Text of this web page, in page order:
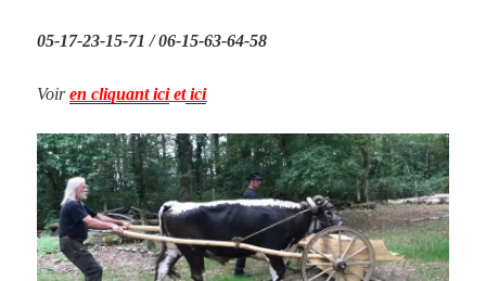
05-17-23-15-71 / 06-15-63-64-58
Voiren cliquant icietici